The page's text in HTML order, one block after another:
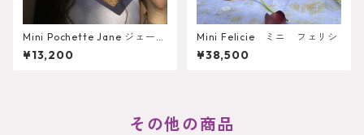
Mini Pochette Jane ジェーン
ポシェット ミニ
¥13,200
Mini Felicie ミニ フェリシ
¥38,500
その他の商品